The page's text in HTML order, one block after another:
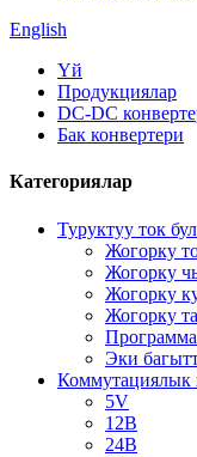
English
Үй
Продукциялар
DC-DC
Бак конвертери
Категориялар
Туруктуу ток
Жогорку
Жогорку
Жогорку
Жогорку
Эки
Коммутациялык
5V
12В
24В